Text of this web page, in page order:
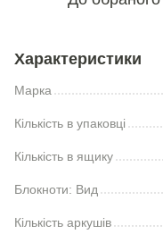
Характеристики
Марка
Кількість в упаковці
Кількість в ящику
Блокноти: Вид
Кількість аркушів